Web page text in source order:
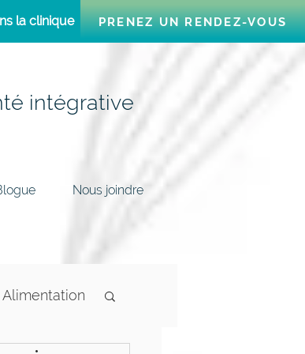
PRENEZ UN RENDEZ-VOUS
la clinique
intégrative
Nous joindre
Alimentation